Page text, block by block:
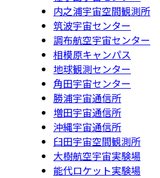
内之浦宇宙空間観測所
筑波宇宙センター
調布航空宇宙センター
相模原キャンパス
地球観測センター
角田宇宙センター
勝浦宇宙通信所
増田宇宙通信所
沖縄宇宙通信所
臼田宇宙空間観測所
大樹航空宇宙実験場
能代ロケット実験場